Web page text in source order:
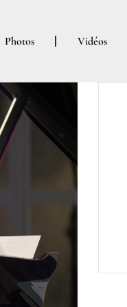
Photos Vidéos